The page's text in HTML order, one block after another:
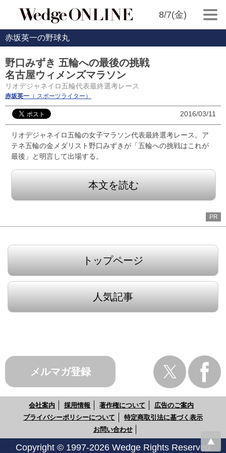
8/7(金)
赤坂英一の野球丸
野口みずき 五輪への最後の挑戦
名古屋ウィメンズマラソン
リオデジャネイロ五輪代表最終選考レース
赤坂英一 （ スポーツライター）
2016/03/11
リオデジャネイロ五輪の女子マラソン代表最終選考レース。ア
テネ五輪の金メダリスト野口みずきが「五輪への挑戦はこれが
最後」と明言して出場する。
本文を読む
PR
トップページ
人気記事
メルマガ登録
会社案内 採用情報 著作権について
広告のご案内
プライバシーポリシーについて
特定商取引法に基づく表示
お問い合わせ
Copyright © 1997-2026 Wedge Rights Reserved